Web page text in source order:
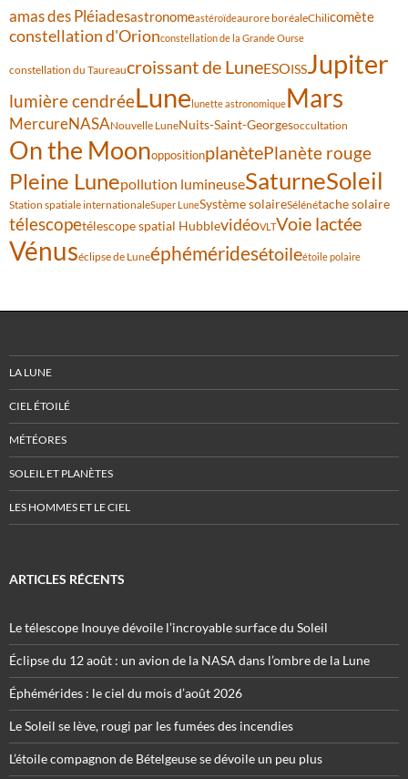
amas des Pléiadesastronomeastéroïdeaurore boréaleChilicomète
constellation d'Orionconstellation de la Grande Ourse
constellation du Taureaucroissant de LuneESOISSJupiter
lumière cendréeLunelunette astronomiqueMars
MercureNASANouvelle LuneNuits-Saint-Georgesoccultation
On the MoonoppositionplanètePlanète rouge
Pleine Lunepollution lumineuseSaturneSoleil
Station spatiale internationaleSuper LuneSystème solaireSélénétache solaire
télescopetélescope spatial HubblevidéoVLTVoie lactée
Vénuséclipse de Luneéphéméridesétoileétoile polaire
LA LUNE
CIEL ÉTOILÉ
MÉTÉORES
SOLEIL ET PLANÈTES
LES HOMMES ET LE CIEL
ARTICLES RÉCENTS
Le télescope Inouye dévoile l’incroyable surface du Soleil
Éclipse du 12 août : un avion de la NASA dans l’ombre de la Lune
Éphémérides : le ciel du mois d’août 2026
Le Soleil se lève, rougi par les fumées des incendies
L’étoile compagnon de Bételgeuse se dévoile un peu plus